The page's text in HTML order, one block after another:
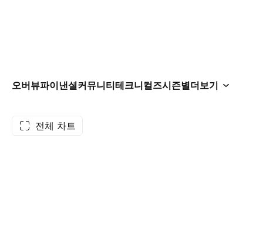
오버뷰파이낸셜커뮤니티테크니컬즈시즌별더보기
전체 차트